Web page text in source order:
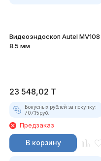
Видеоэндоскоп Autel MV108
8.5 мм
23 548,02 T
Бонусных рублей за покупку:
707.15руб.
Предзаказ
В корзину